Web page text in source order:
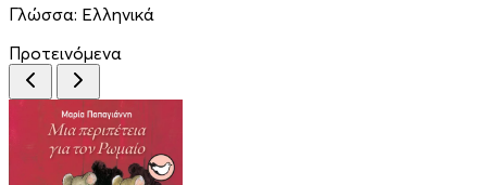
Γλώσσα: Ελληνικά
Προτεινόμενα